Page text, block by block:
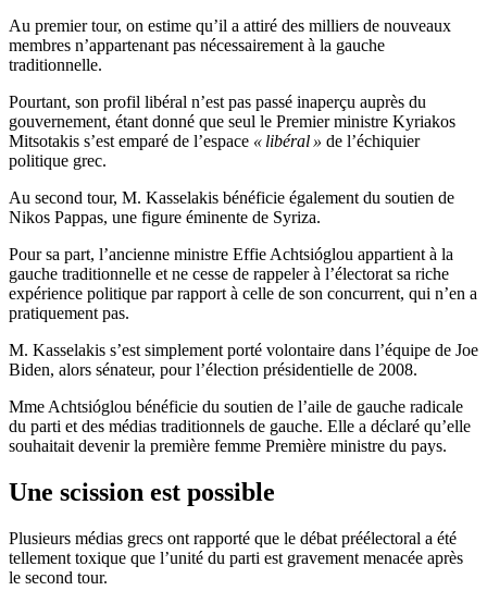
Au premier tour, on estime qu’il a attiré des milliers de nouveaux
membres n’appartenant pas nécessairement à la gauche
traditionnelle.
Pourtant, son profil libéral n’est pas passé inaperçu auprès du
gouvernement, étant donné que seul le Premier ministre Kyriakos
Mitsotakis s’est emparé de l’espace « libéral » de l’échiquier
politique grec.
Au second tour, M. Kasselakis bénéficie également du soutien de
Nikos Pappas, une figure éminente de Syriza.
Pour sa part, l’ancienne ministre Effie Achtsióglou appartient à la
gauche traditionnelle et ne cesse de rappeler à l’électorat sa riche
expérience politique par rapport à celle de son concurrent, qui n’en a
pratiquement pas.
M. Kasselakis s’est simplement porté volontaire dans l’équipe de Joe
Biden, alors sénateur, pour l’élection présidentielle de 2008.
Mme Achtsióglou bénéficie du soutien de l’aile de gauche radicale
du parti et des médias traditionnels de gauche. Elle a déclaré qu’elle
souhaitait devenir la première femme Première ministre du pays.
Une scission est possible
Plusieurs médias grecs ont rapporté que le débat préélectoral a été
tellement toxique que l’unité du parti est gravement menacée après
le second tour.